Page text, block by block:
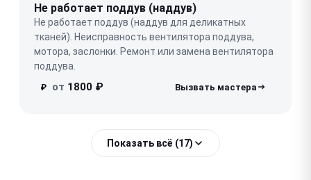
Не работает поддув (наддув)
Не работает поддув (наддув для деликатных
тканей). Неисправность вентилятора поддува,
мотора, заслонки. Ремонт или замена вентилятора
поддува.
₽ от 1800 ₽
Показать всё (17)